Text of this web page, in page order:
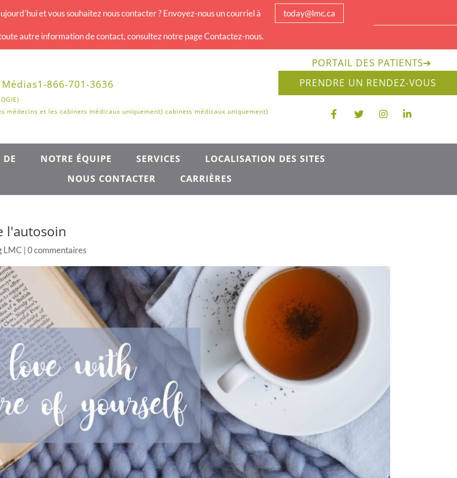
et vous souhaitez nous contacter ? Envoyez-nous un courriel à today@lmc.ca
autre information de contact, consultez notre page Contactez-nous.
Médias1-866-701-3636
médecins et les cabinets médicaux uniquement) cabinets médicaux uniquement)
PORTAIL DES PATIENTS➔
PRENDRE UN RENDEZ-VOUS
DE NOTRE ÉQUIPE SERVICES
LOCALISATION DES SITES
NOUS CONTACTER
CARRIÈRES
l'autosoin
LMC |0 commentaires